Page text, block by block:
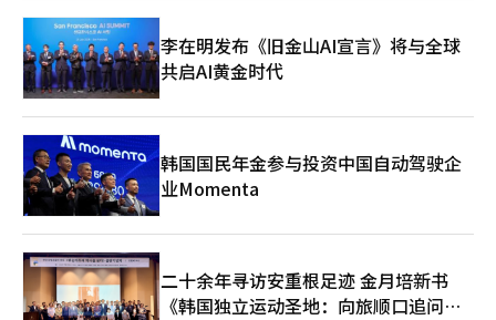
书和网络小说平台通过强化AI推荐系统、自动编辑功能和摘要服务
等策略，增加用户的停留时间。此外，过去需要数万元的封面图像
和插图，现在通过AI以低成本制作，使用频繁。 然而，部分读者群
体对AI生成的内容也表现出抵触情绪。在信息传递为主的内容中，
AI的应用接受度较高，但在文学或散文等情感和个性重要的领域，
仍然认为人类作家的角色至关重要。 业界普遍认为，生成型AI更可
能成为提升生产力的协作工具，而非完全取代出版人。简单重复的
工作将由AI承担，而策划、创造力、最终编辑和策展则由人类负
责。 生成型AI的普及不仅改变了出版行业的制作方式，也成为内容
消费和流通结构的关键变量。在制作速度和全球扩展性日益重要的
环境下，AI的应用能力有望成为出版行业的新竞争力。※ 本报道经
人工智能（AI）系统翻译与编辑。
李在明发布《旧金山AI宣言》将与全球
共启AI黄金时代
韩国国民年金参与投资中国自动驾驶企
业Momenta
二十余年寻访安重根足迹 金月培新书
《韩国独立运动圣地：向旅顺口追问历